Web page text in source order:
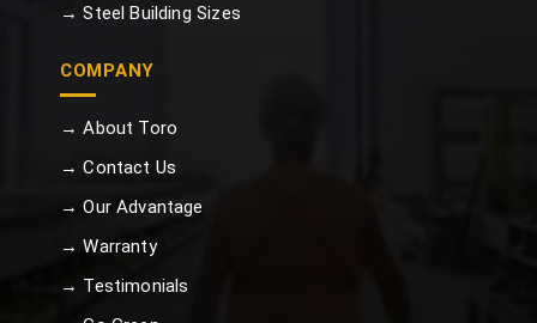
→ Steel Building Sizes
COMPANY
→ About Toro
→ Contact Us
→ Our Advantage
→ Warranty
→ Testimonials